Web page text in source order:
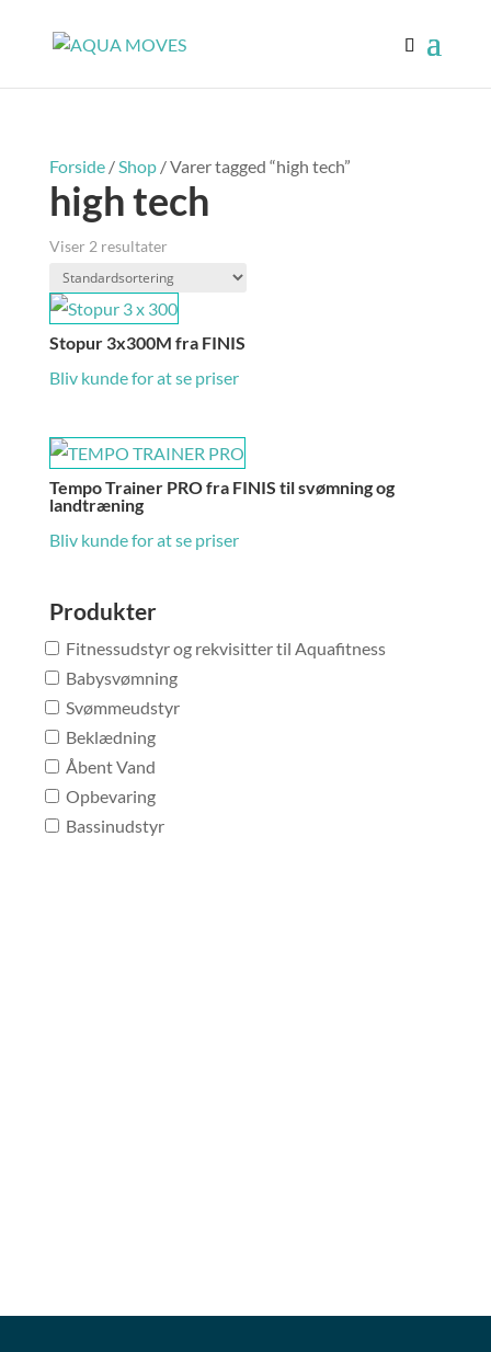
Forside/Shop/ Varer tagged “high tech”
high tech
Viser 2 resultater
Stopur 3x300M fra FINIS
Bliv kunde for at se priser
Tempo Trainer PRO fra FINIS til svømning og
landtræning
Bliv kunde for at se priser
Produkter
Fitnessudstyr og rekvisitter til Aquafitness
Babysvømning
Svømmeudstyr
Beklædning
Åbent Vand
Opbevaring
Bassinudstyr